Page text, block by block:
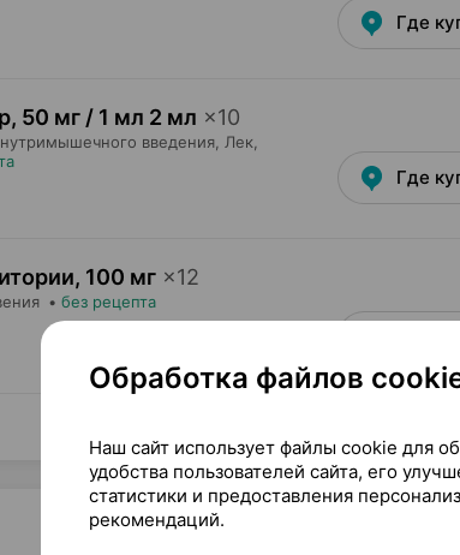
Где
, 50 мг / 1 мл 2 мл ×10
введения, Лек
Где
, 100 мг ×12
• без рецепта
Обработка файлов
Наш сайт использует файлы cookie для
удобства пользователей сайта, его
статистики и предоставления
рекомендаций.